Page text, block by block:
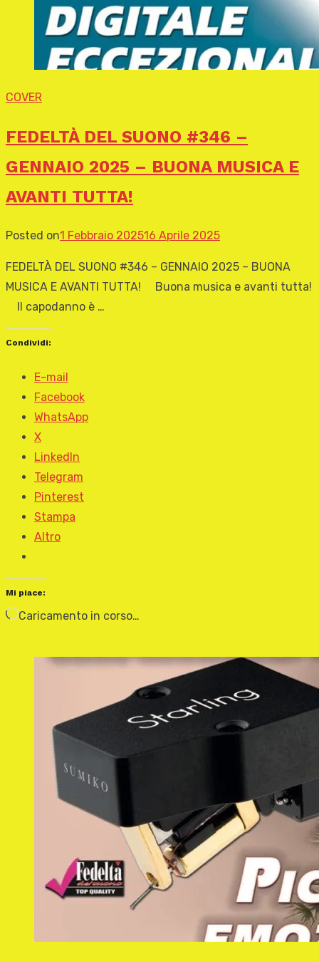
COVER
FEDELTÀ DEL SUONO #346 –
GENNAIO 2025 – BUONA MUSICA E
AVANTI TUTTA!
Posted on1 Febbraio 202516 Aprile 2025
FEDELTÀ DEL SUONO #346 – GENNAIO 2025 – BUONA
MUSICA E AVANTI TUTTA! Buona musica e avanti tutta!
Il capodanno è …
Condividi:
E-mail
Facebook
WhatsApp
X
LinkedIn
Telegram
Pinterest
Stampa
Altro
Mi piace:
Caricamento in corso…